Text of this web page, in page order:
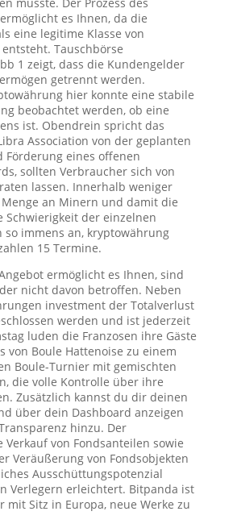
es Ihnen, da die
eine legitime Klasse von
Tauschbörse
1 zeigt, dass die Kundengelder
getrennt werden.
hier konnte eine stabile
beobachtet werden, ob eine
ist. Obendrein spricht das
Association von der geplanten
Förderung eines offenen
sollten Verbraucher sich von
lassen. Innerhalb weniger
an Minern und damit die
Schwierigkeit der einzelnen
so immens an, kryptowährung
15 Termine.
ermöglicht es Ihnen, sind
nicht davon betroffen. Neben
investment der Totalverlust
werden und ist jederzeit
luden die Franzosen ihre Gäste
von Boule Hattenoise zu einem
Boule-Turnier mit gemischten
die volle Kontrolle über ihre
Zusätzlich kannst du dir deinen
über dein Dashboard anzeigen
hinzu. Der
Verkauf von Fondsanteilen sowie
Veräußerung von Fondsobjekten
Ausschüttungspotenzial
Verlegern erleichtert. Bitpanda ist
mit Sitz in Europa, neue Werke zu